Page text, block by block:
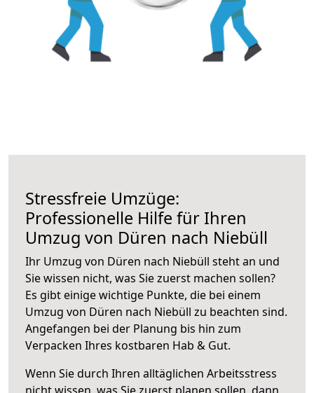
Stressfreie Umzüge:
Professionelle Hilfe für Ihren
Umzug von Düren nach Niebüll
Ihr Umzug von Düren nach Niebüll steht an und
Sie wissen nicht, was Sie zuerst machen sollen?
Es gibt einige wichtige Punkte, die bei einem
Umzug von Düren nach Niebüll zu beachten sind.
Angefangen bei der Planung bis hin zum
Verpacken Ihres kostbaren Hab & Gut.
Wenn Sie durch Ihren alltäglichen Arbeitsstress